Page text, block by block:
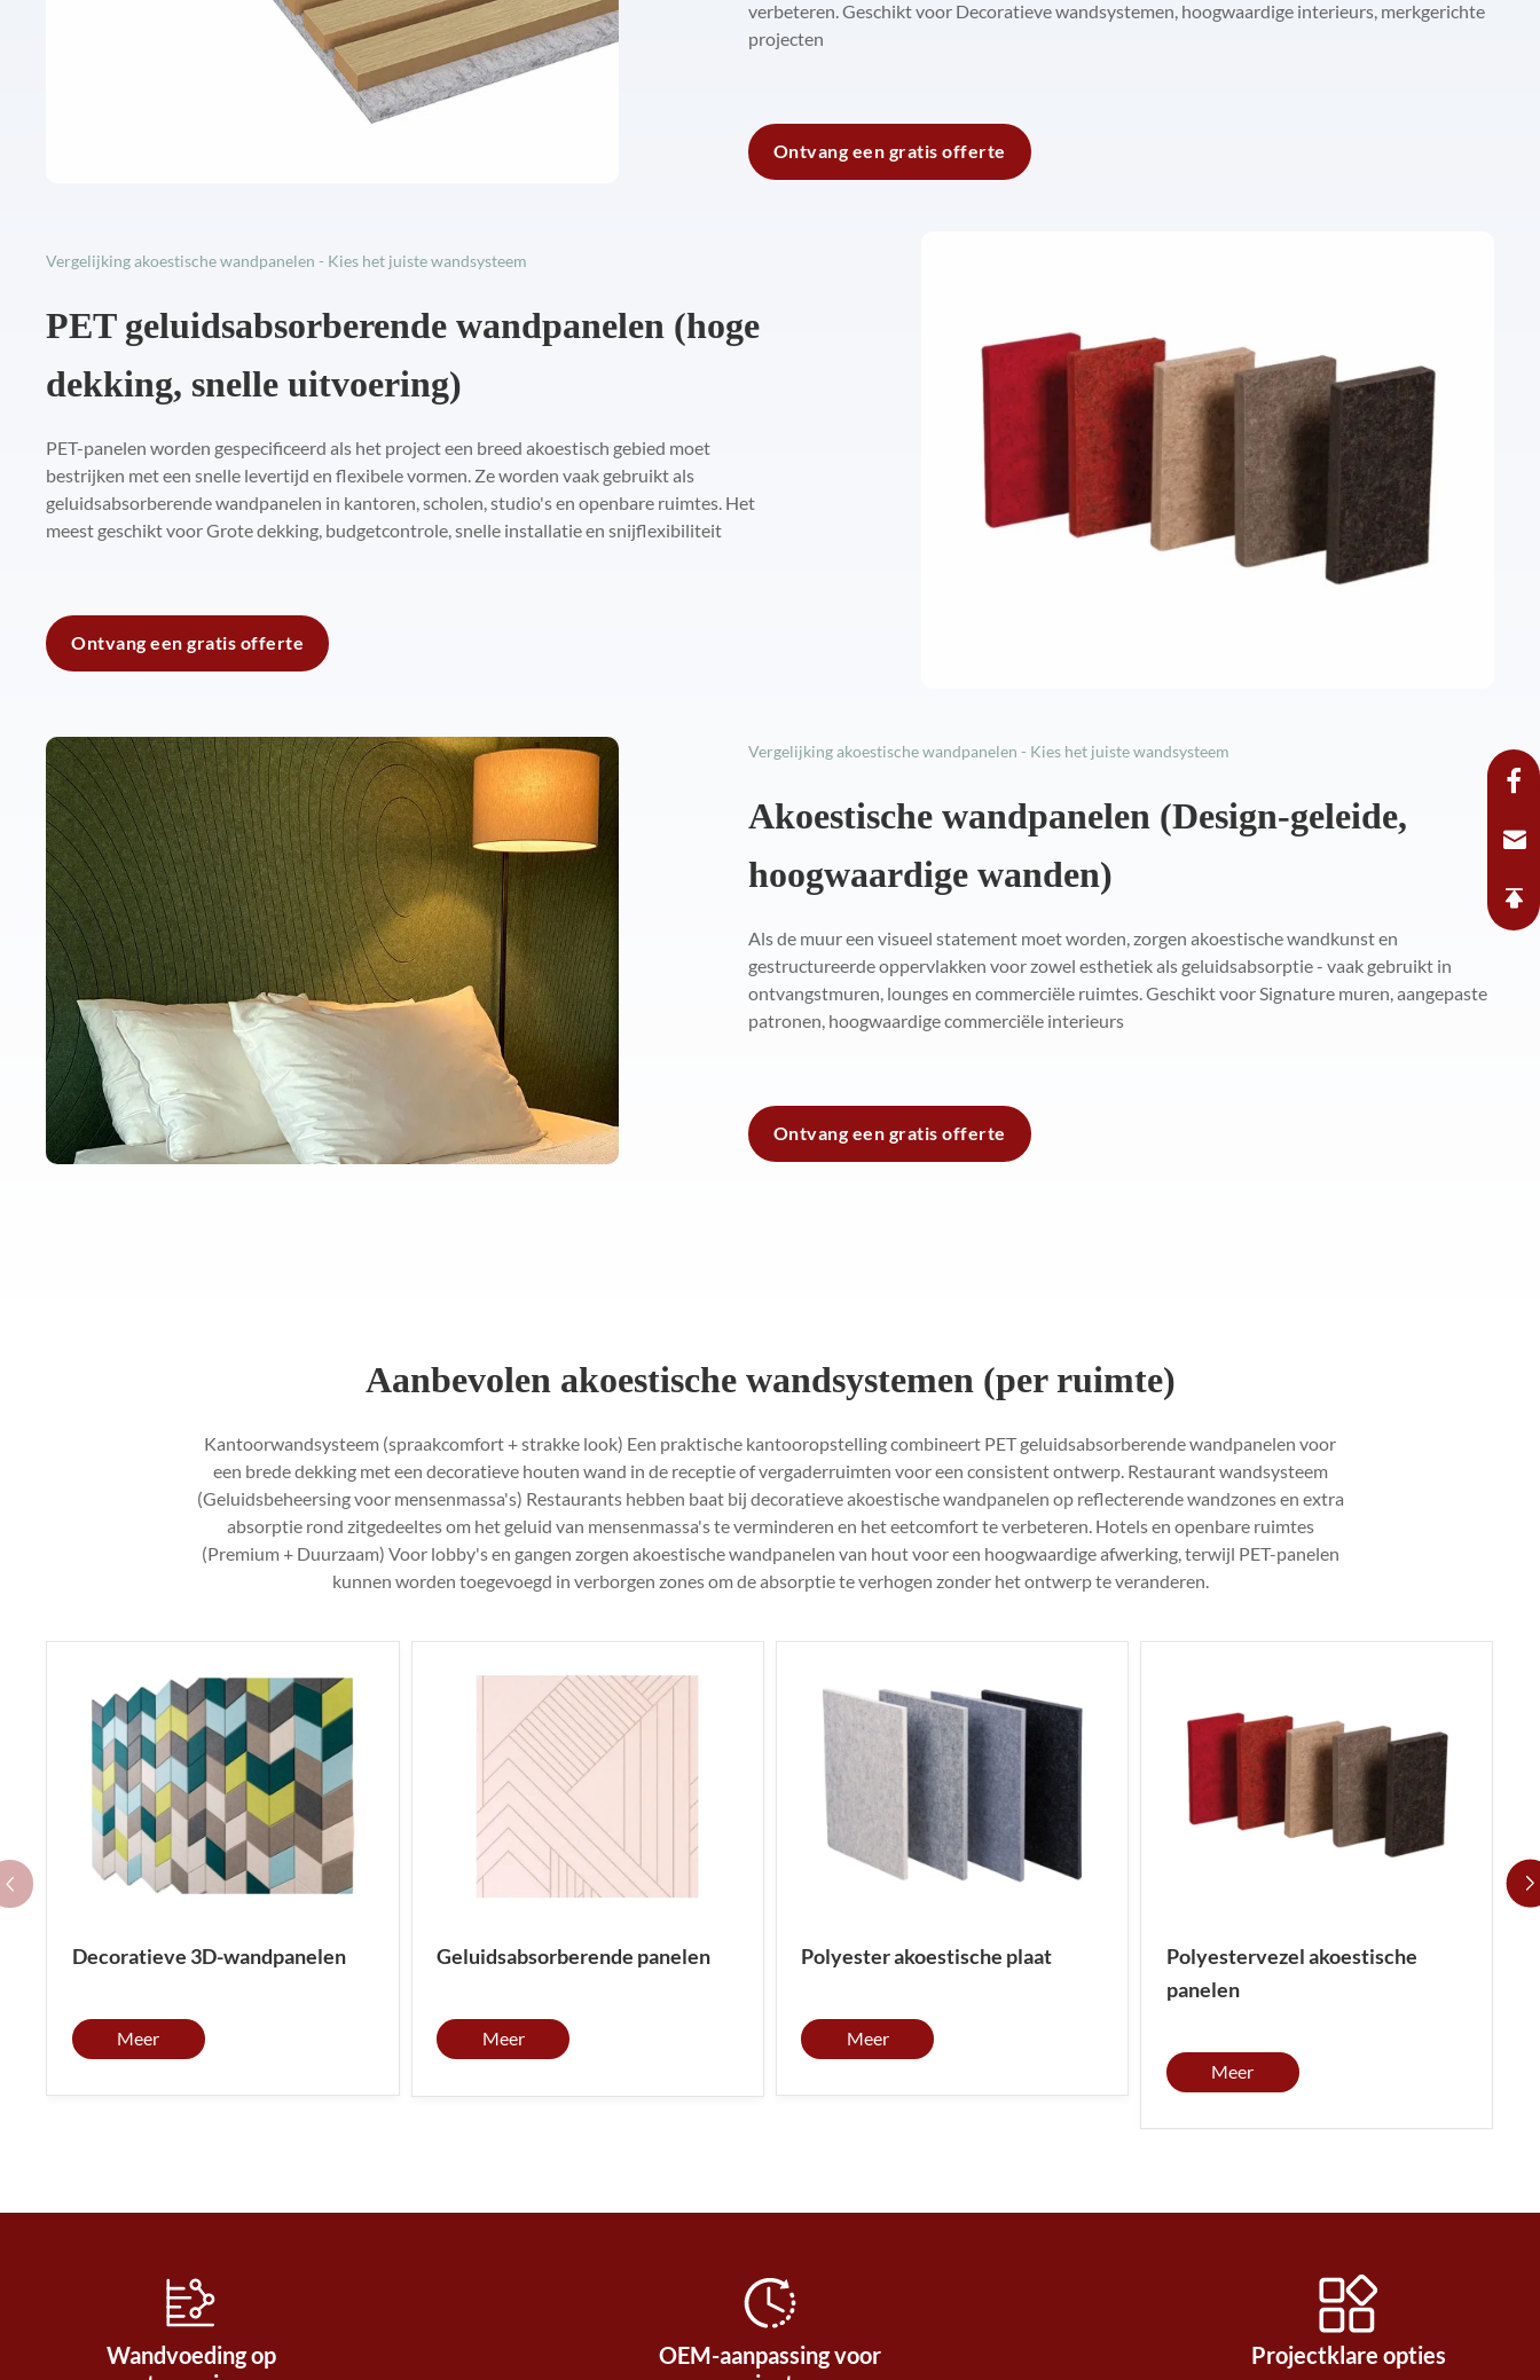
verbeteren. Geschikt voor Decoratieve wandsystemen, hoogwaardige interieurs, merkgerichte
projecten
Ontvang een gratis offerte
Vergelijking akoestische wandpanelen - Kies het juiste wandsysteem
PET geluidsabsorberende wandpanelen (hoge
dekking, snelle uitvoering)
PET-panelen worden gespecificeerd als het project een breed akoestisch gebied moet
bestrijken met een snelle levertijd en flexibele vormen. Ze worden vaak gebruikt als
geluidsabsorberende wandpanelen in kantoren, scholen, studio's en openbare ruimtes. Het
meest geschikt voor Grote dekking, budgetcontrole, snelle installatie en snijflexibiliteit
Ontvang een gratis offerte
Vergelijking akoestische wandpanelen - Kies het juiste wandsysteem
Akoestische wandpanelen (Design-geleide,
hoogwaardige wanden)
Als de muur een visueel statement moet worden, zorgen akoestische wandkunst en
gestructureerde oppervlakken voor zowel esthetiek als geluidsabsorptie - vaak gebruikt in
ontvangstmuren, lounges en commerciële ruimtes. Geschikt voor Signature muren, aangepaste
patronen, hoogwaardige commerciële interieurs
Ontvang een gratis offerte
Aanbevolen akoestische wandsystemen (per ruimte)
Kantoorwandsysteem (spraakcomfort + strakke look) Een praktische kantooropstelling combineert PET geluidsabsorberende wandpanelen voor
een brede dekking met een decoratieve houten wand in de receptie of vergaderruimten voor een consistent ontwerp. Restaurant wandsysteem
(Geluidsbeheersing voor mensenmassa's) Restaurants hebben baat bij decoratieve akoestische wandpanelen op reflecterende wandzones en extra
absorptie rond zitgedeeltes om het geluid van mensenmassa's te verminderen en het eetcomfort te verbeteren. Hotels en openbare ruimtes
(Premium + Duurzaam) Voor lobby's en gangen zorgen akoestische wandpanelen van hout voor een hoogwaardige afwerking, terwijl PET-panelen
kunnen worden toegevoegd in verborgen zones om de absorptie te verhogen zonder het ontwerp te veranderen.
Decoratieve 3D-wandpanelen
Meer
Geluidsabsorberende panelen
Meer
Polyester akoestische plaat
Meer
Polyestervezel akoestische
panelen
Meer
Wandvoeding op
OEM-aanpassing voor
Projectklare opties